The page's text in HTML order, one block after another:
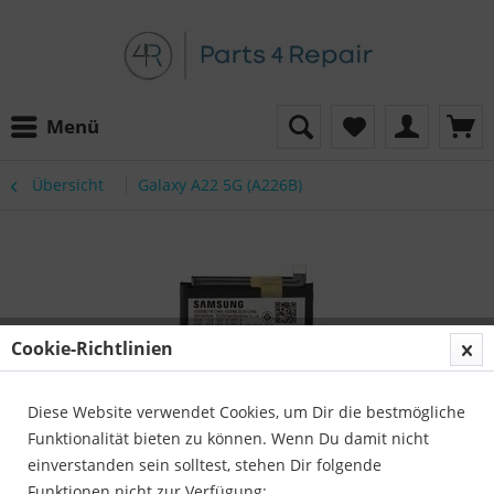
Menü
Übersicht Galaxy A22 5G (A226B)
Cookie-Richtlinien
Diese Website verwendet Cookies, um Dir die bestmögliche
Funktionalität bieten zu können. Wenn Du damit nicht
einverstanden sein solltest, stehen Dir folgende